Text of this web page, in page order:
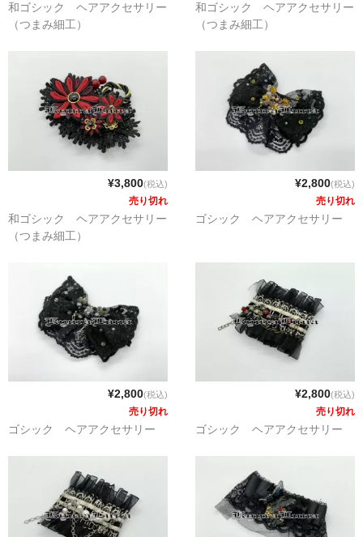
和ゴシック ヘアアクセサリー
（つまみ細工）
和ゴシック ヘアアクセサリー
（つまみ細工）
¥3,800(税込)
売り切れ
和ゴシック ヘアアクセサリー
（つまみ細工）
¥2,800(税込)
売り切れ
ゴシック ヘアアクセサリー
¥2,800(税込)
売り切れ
ゴシック ヘアアクセサリー
¥2,800(税込)
売り切れ
ゴシック ヘアアクセサリー